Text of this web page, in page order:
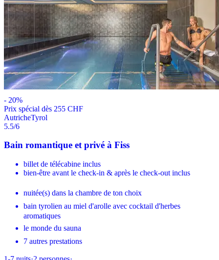
- 20%
Prix ​​spécial dès 255 CHF
AutricheTyrol
5.5/6
Bain romantique et privé à Fiss
billet de télécabine inclus
bien-être avant le check-in & après le check-out inclus
nuitée(s) dans la chambre de ton choix
bain tyrolien au miel d'arolle avec cocktail d'herbes
aromatiques
le monde du sauna
7 autres prestations